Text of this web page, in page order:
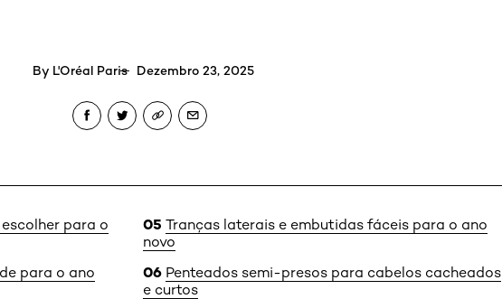
By L'Oréal Paris Dezembro 23, 2025
para o
para o ano
Tranças laterais e embutidas fáceis para o ano
novo
Penteados semi-presos para cabelos cacheados
e curtos